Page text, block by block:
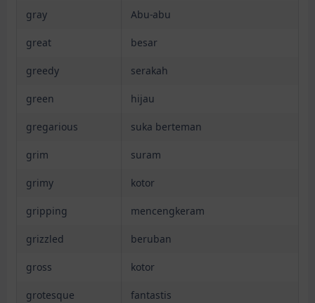
gray Abu-abu
great besar
greedy serakah
green hijau
gregarious suka berteman
grim suram
grimy kotor
gripping mencengkeram
grizzled beruban
gross kotor
grotesque fantastis